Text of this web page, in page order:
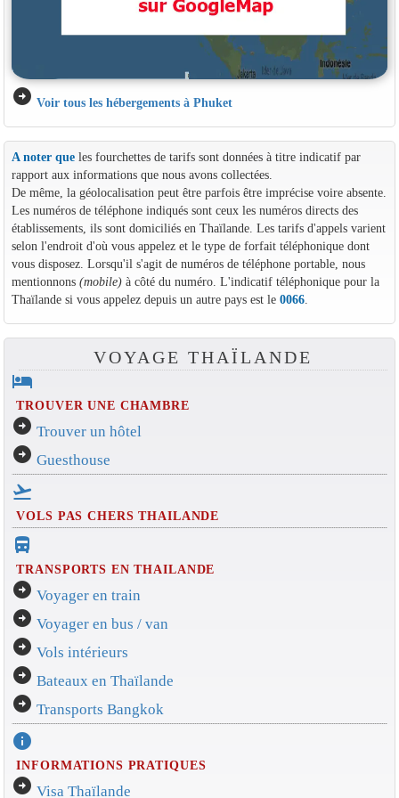
arrow_circle_right Voir tous les hébergements à Phuket
A noter queles fourchettes de tarifs sont données à titre indicatif par
rapport aux informations que nous avons collectées.
De même, la géolocalisation peut être parfois être imprécise voire absente.
Les numéros de téléphone indiqués sont ceux les numéros directs des
établissements, ils sont domiciliés en Thaïlande. Les tarifs d'appels varient
selon l'endroit d'où vous appelez et le type de forfait téléphonique dont
vous disposez. Lorsqu'il s'agit de numéros de téléphone portable, nous
mentionnons (mobile)à côté du numéro. L'indicatif téléphonique pour la
Thaïlande si vous appelez depuis un autre pays est le 0066.
VOYAGE THAÏLANDE
hotel
TROUVER UNE CHAMBRE
arrow_circle_right Trouver un hôtel
arrow_circle_right Guesthouse
flight_takeoff
VOLS PAS CHERS THAILANDE
directions_bus_filled
TRANSPORTS EN THAILANDE
arrow_circle_right Voyager en train
arrow_circle_right Voyager en bus / van
arrow_circle_right Vols intérieurs
arrow_circle_right Bateaux en Thaïlande
arrow_circle_right Transports Bangkok
info
INFORMATIONS PRATIQUES
arrow_circle_right Visa Thaïlande